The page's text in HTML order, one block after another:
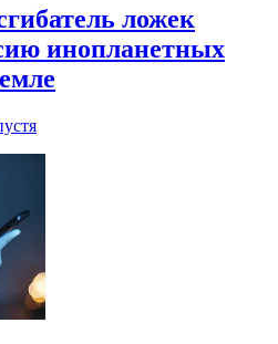
ложек
инопланетных